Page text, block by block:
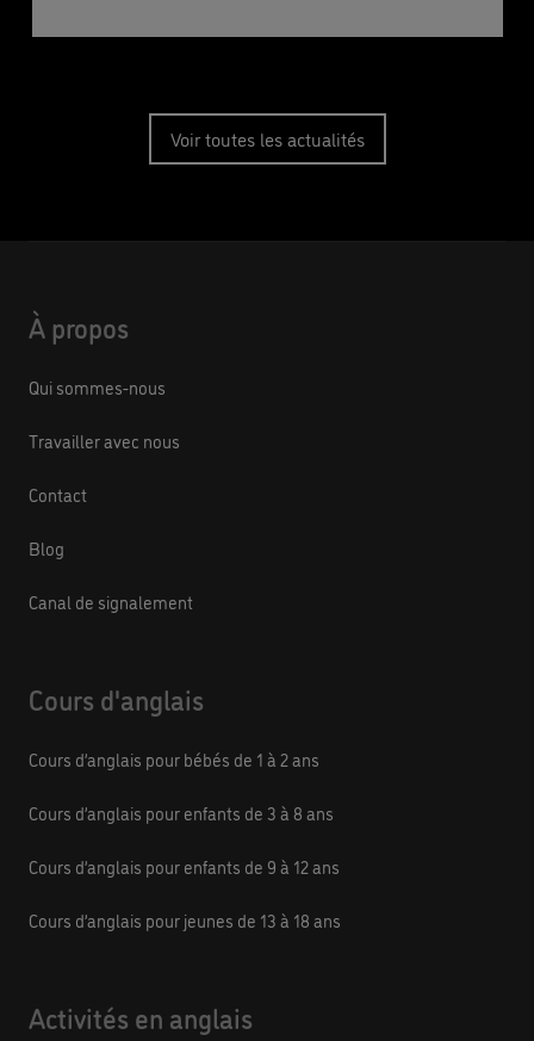
Voir toutes les actualités
À propos
Qui sommes-nous
Travailler avec nous
Contact
Blog
Canal de signalement
Cours d'anglais
Cours d’anglais pour bébés de 1 à 2 ans
Cours d’anglais pour enfants de 3 à 8 ans
Cours d’anglais pour enfants de 9 à 12 ans
Cours d’anglais pour jeunes de 13 à 18 ans
Activités en anglais